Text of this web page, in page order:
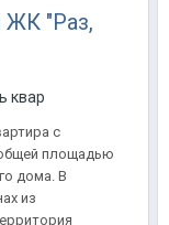
ЖК "Раз,
в Анапе.
с
площадью
дома. В
из